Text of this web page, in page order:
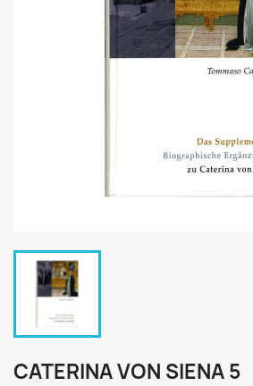
CATERINA VON SIENA 5